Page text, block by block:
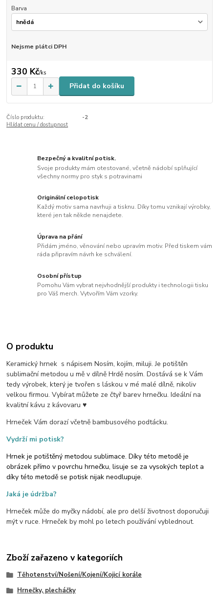
Barva
Nejsme plátci DPH
330 Kč/ks
Přidat do košíku
Číslo produktu:
-2
Hlídat cenu / dostupnost
Bezpečný a kvalitní potisk.
Svoje produkty mám otestované, včetně nádobí splňující
všechny normy pro styk s potravinami
Originální celopotisk
Každý motiv sama navrhuji a tisknu. Díky tomu vznikají výrobky,
které jen tak někde nenajdete.
Úprava na přání
Přidám jméno, věnování nebo upravím motiv. Před tiskem vám
ráda připravím návrh ke schválení.
Osobní přístup
Pomohu Vám vybrat nejvhodnější produkty i technologii tisku
pro Váš merch. Vytvořím Vám vzorky.
O produktu
Keramický hrnek s nápisem Nosím, kojím, miluji. Je potištěn
sublimační metodou u mě v dílně Hrdě nosím. Dostává se k Vám
tedy výrobek, který je tvořen s láskou v mé malé dílně, nikoliv
velkou firmou. Vybírat můžete ze čtyř barev hrnečku. Ideální na
kvalitní kávu z kávovaru ♥
Hrneček Vám dorazí včetně bambusového podtácku.
Vydrží mi potisk?
Hrnek je potištěný metodou sublimace. Díky této metodě je
obrázek přímo v povrchu hrnečku, lisuje se za vysokých teplot a
díky této metodě se potisk nijak neodlupuje.
Jaká je údržba?
Hrneček může do myčky nádobí, ale pro delší životnost doporučuji
mýt v ruce. Hrneček by mohl po letech používání vyblednout.
Zboží zařazeno v kategoriích
Těhotenství/Nošení/Kojení/Kojicí korále
Hrnečky, plecháčky